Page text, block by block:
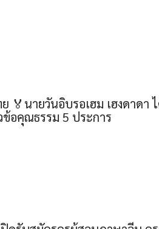
นายวันอิบรอเฮม เฮงดาดา
ข้อคุณธรรม 5 ประการ